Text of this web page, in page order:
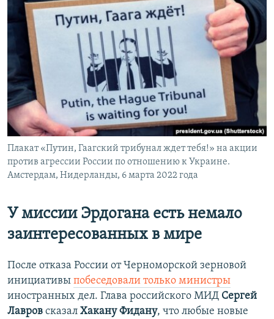
Плакат «Путин, Гаагский трибунал ждет тебя!» на акции
против агрессии России по отношению к Украине.
Амстердам, Нидерланды, 6 марта 2022 года
У миссии Эрдогана есть немало
заинтересованных в мире
После отказа России от Черноморской зерновой
инициативы побеседовали только министры
иностранных дел. Глава российского МИД Сергей
Лавров сказал Хакану Фидану, что любые новые